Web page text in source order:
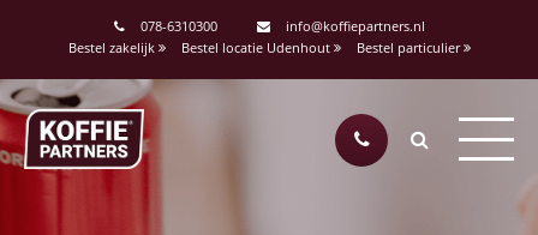
078-6310300
info@koffiepartners.nl
Bestel zakelijk
Bestel locatie Udenhout Bestel particulier